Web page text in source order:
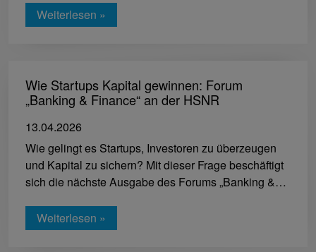
Weiterlesen »
Wie Startups Kapital gewinnen: Forum
„Banking & Finance“ an der HSNR
13.04.2026
Wie gelingt es Startups, Investoren zu überzeugen
und Kapital zu sichern? Mit dieser Frage beschäftigt
sich die nächste Ausgabe des Forums „Banking &…
Weiterlesen »